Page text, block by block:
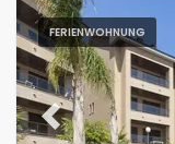
FERIENWOHNUNG
Previous